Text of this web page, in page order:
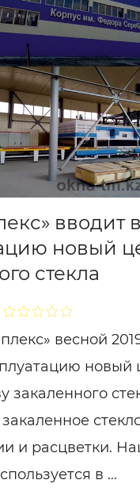
вводит в
новый
стекла
весной
новый
закаленного
и расцветки.
в …